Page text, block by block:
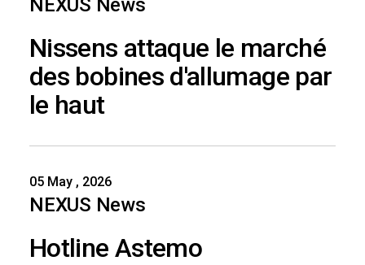
NEXUS News
Nissens attaque le marché
des bobines d'allumage par
le haut
05 May , 2026
NEXUS News
Hotline Astemo